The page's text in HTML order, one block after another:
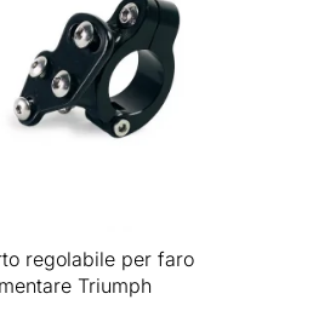
regolabile per faro
Triumph